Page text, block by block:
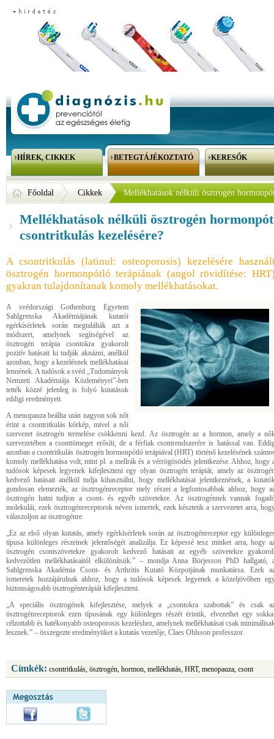
HÍREK, CIKKEK BETEGTÁJÉKOZTATÓ KERESŐK
Főoldal Cikkek Mellékhatások nélküli ösztrogén
Mellékhatások nélküli ösztrogén
csontritkulás kezelésére?
A csontritkulás (latinul: osteoporosis) kezelésére
ösztrogén hormonpótló terápiának (angol rövidítése:
gyakran tulajdonítanak komoly mellékhatásokat.
A svédországi Gothenburg Egyetem
Sahlgrenska Akadémiájának kutatói
egérkísérletek során megtalálták azt a
módszert, amelynek segítségével az
ösztrogén terápia csontokra gyakorolt
pozitív hatásait ki tudják aknázni, anélkül
azonban, hogy a kezelésnek mellékhatásai
lennének. A tudósok a svéd „Tudományok
Nemzeti Akadémiája Közleményei”-ben
tették közzé jelenleg is folyó kutatásuk
eddigi eredményeit.
A menopauza beállta után nagyon sok nőt
érint a csontritkulás kórkép, mivel a női
szervezet ösztrogén termelése csökkenni kezd. Az ösztrogén az a hormon, amely a
szervezetében a csonttömeget erősíti, de a férfiak csontrendszerére is hatással van.
azonban a csontritkulás ösztrogén hormonpótló terápiával (HRT) történő kezelésének
komoly mellékhatása volt, mint pl. a mellrák és a vérrögösödés jelentkezése. Ahhoz, hogy
tudósok képesek legyenek kifejleszteni egy olyan ösztrogén terápiát, amely az
kedvező hatásait anélkül tudja kihasználni, hogy mellékhatásai jelentkeznének, a
gondosan elemezték, az ösztrogénreceptor mely részei a legfontosabbak ahhoz, hogy
ösztrogén hatni tudjon a csont- és egyéb szövetekre. Az ösztrogénnek vannak
molekulái, ezek ösztrogénreceptorok néven ismertek, ezek késztetik a szervezetet arra,
válaszoljon az ösztrogénre.
„Ez az első olyan kutatás, amely egérkísérletek során az ösztrogénreceptor egy
típusa különleges részeinek jelentőségét analizálja. Ez képessé tesz minket arra, hogy
ösztrogén csontszövetekre gyakorolt kedvező hatásait az egyéb szövetekre
kedvezőtlen mellékhatásaitól elkülönítsük.” – mondja Anna Börjesson PhD hallgató,
Sahlgrenska Akadémia Csont- és Arthritis Kutató Közpotjának munkatársa. Ezek
ismeretek hozzájárulnak ahhoz, hogy a tudósok képesek legyenek a közeljövőben
biztonságosabb ösztrogénterápiát kifejleszteni.
„A speciális ösztrogének kifejlesztése, melyek a „csontokra szabottak” és csak
ösztrogénreceptorok ezen típusának egy különleges részét érintik, elvezethet egy
célzottabb és hatékonyabb osteoporosis kezeléshez, amelynek mellékhatásai csak
lesznek.” – összegezte eredményüket a kutatás vezetője, Claes Ohlsson professzor.
Címkék: csontritkulás, ösztrogén, hormon, mellékhatás, HRT, menopauza, csont